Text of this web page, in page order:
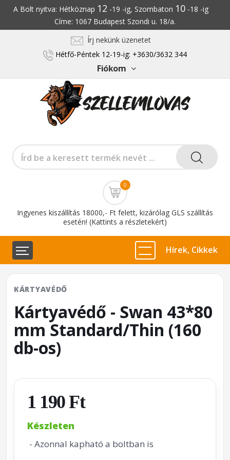
A Bolt nyitva: Hétköznap 12 -19 -ig, Szombaton 10-18 -ig
Címe: 1067 Budapest Szondi u. 18/a.
Írj nekünk üzenetet
Hétfő-Péntek 12-19-ig: +3630/3632 344
Fiókom
0
Ingyenes kiszállítás 18000,- Ft felett, kizárólag GLS szállítás
esetén! (Kattints a részletekért)
Hírek, Cikkek
KÁRTYAVÉDŐ
Kártyavédő - Swan 43*80
mm Standard/Thin (160
db-os)
1 190 Ft
Készleten
- Azonnal kapható a boltban is